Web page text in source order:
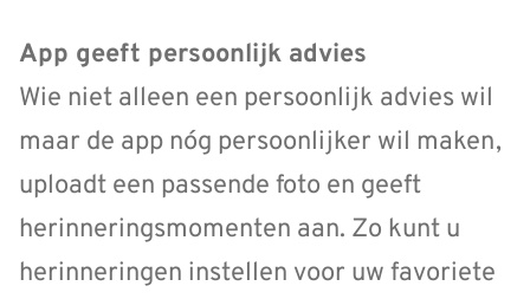
App geeft persoonlijk advies
Wie niet alleen een persoonlijk advies wil
maar de app nóg persoonlijker wil maken,
uploadt een passende foto en geeft
herinneringsmomenten aan. Zo kunt u
herinneringen instellen voor uw favoriete